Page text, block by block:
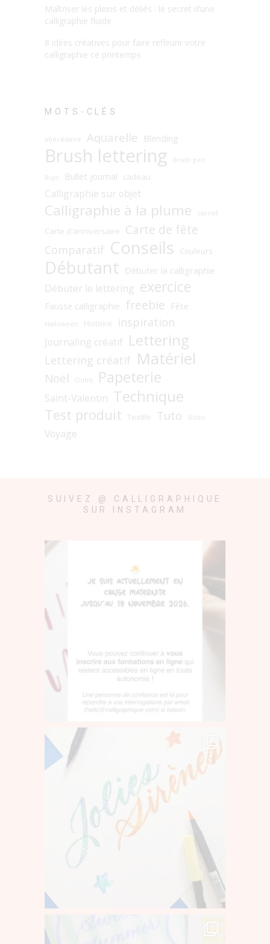
Maîtriser les pleins et déliés : le secret d’une
calligraphie fluide
8 idées créatives pour faire refleurir votre
calligraphie ce printemps
MOTS-CLÉS
abécédaire Aquarelle Blending
Brush lettering brush pen
Bujo Bullet journal cadeau
Calligraphie sur objet
Calligraphie à la plume carnet
Carte d'anniversaire Carte de fête
Comparatif Conseils Couleurs
Débutant Débuter la calligraphie
Débuter le lettering exercice
Fausse calligraphie freebie Fête
Halloween Histoire inspiration
Journaling créatif Lettering
Lettering créatif Matériel
Noël Outils Papeterie
Saint-Valentin Technique
Test produit Textile Tuto Vidéo
Voyage
SUIVEZ @ CALLIGRAPHIQUE
SUR INSTAGRAM